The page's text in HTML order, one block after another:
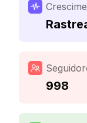
998